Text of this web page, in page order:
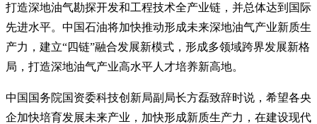
打造深地油气勘探开发和工程技术全产业链，并总体达到国际
先进水平。中国石油将加快推动形成未来深地油气产业新质生
产力，建立“四链”融合发展新模式，形成多领域跨界发展新格
局，打造深地油气产业高水平人才培养新高地。
中国国务院国资委科技创新局副局长方磊致辞时说，希望各央
企加快培育发展未来产业，加快形成新质生产力，在建设现代